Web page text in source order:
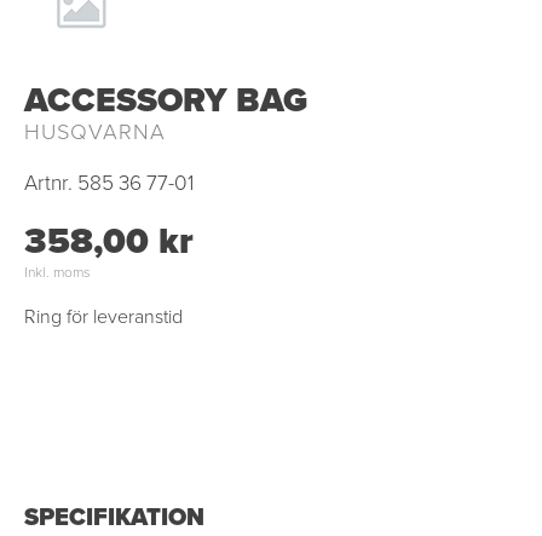
ACCESSORY BAG
HUSQVARNA
Artnr. 585 36 77-01
358,00 kr
Inkl. moms
Ring för leveranstid
SPECIFIKATION